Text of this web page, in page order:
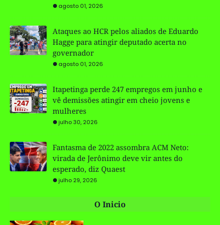
agosto 01, 2026
Ataques ao HCR pelos aliados de Eduardo
Hagge para atingir deputado acerta no
governador
agosto 01, 2026
Itapetinga perde 247 empregos em junho e
vê demissões atingir em cheio jovens e
mulheres
julho 30, 2026
Fantasma de 2022 assombra ACM Neto:
virada de Jerônimo deve vir antes do
esperado, diz Quaest
julho 29, 2026
O Inicio